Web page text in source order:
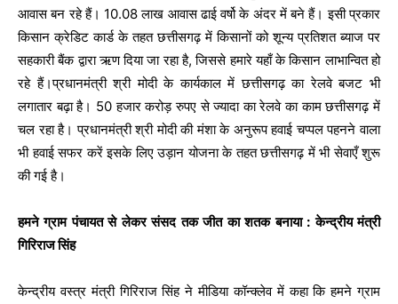
आवास बन रहे हैं। 10.08 लाख आवास ढाई वर्षो के अंदर में बने हैं। इसी प्रकार
किसान क्रेडिट कार्ड के तहत छत्तीसगढ़ में किसानों को शून्य प्रतिशत ब्याज पर
सहकारी बैंक द्वारा ऋण दिया जा रहा है, जिससे हमारे यहाँ के किसान लाभान्वित हो
रहे हैं।प्रधानमंत्री श्री मोदी के कार्यकाल में छत्तीसगढ़ का रेलवे बजट भी
लगातार बढ़ा है। 50 हजार करोड़ रुपए से ज्यादा का रेलवे का काम छत्तीसगढ़ में
चल रहा है। प्रधानमंत्री श्री मोदी की मंशा के अनुरूप हवाई चप्पल पहनने वाला
भी हवाई सफर करें इसके लिए उड़ान योजना के तहत छत्तीसगढ़ में भी सेवाएँ शुरू
की गई है।
हमने ग्राम पंचायत से लेकर संसद तक जीत का शतक बनाया : केन्द्रीय मंत्री
गिरिराज सिंह
केन्द्रीय वस्त्र मंत्री गिरिराज सिंह ने मीडिया कॉन्क्लेव में कहा कि हमने ग्राम